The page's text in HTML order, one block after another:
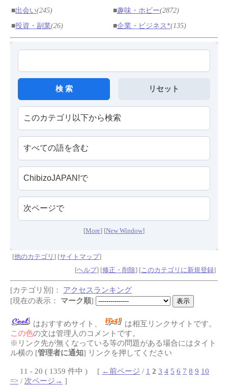
■出会い(245) ■趣味・ホビー(2872)
■投資・副業(26) ■企業・ビジネス*(135)
[More] [New Window]
[他のカテゴリ ] [サイトマップ]
[ヘルプ] [修正・削除] [ このカテゴリに新規登録]
[カテゴリ別]： アクセスランキング
[現在の表示：
マーク順]
はおすすめサイト、
は相互リンクサイトです。
この色の文は管理人のコメントです。
※リンク先が無くなっている等の問題がある場合にはタイト
ル横の [管理者に通知] リンクを押してください
11 - 20 ( 1359 件中 ) [ ←前ページ / 1 2 3 4 5 6 7 8 9 10
=> / 次ページ→ ]